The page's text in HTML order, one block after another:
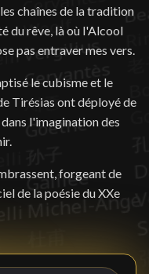
chaînes de la tradition
du rêve, là où l'Alcool
pas entraver mes vers.
le cubisme et le
Tirésias ont déployé de
l'imagination des
forgeant de
de la poésie du XXe